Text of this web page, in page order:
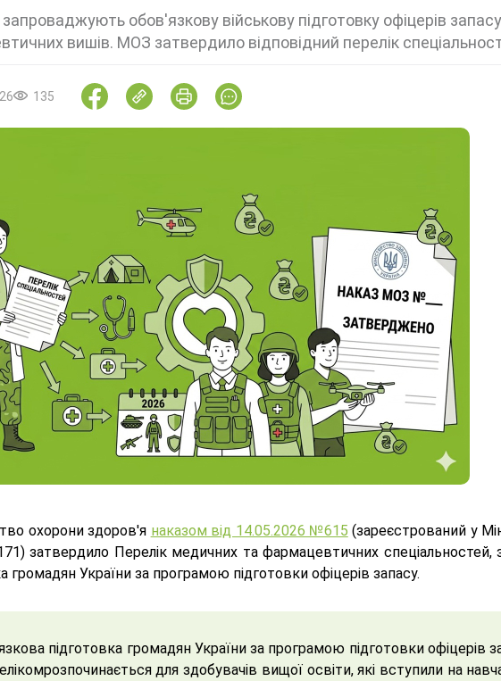
запроваджують обов'язкову військову підготовку офіцерів
вишів. МОЗ затвердило відповідний перелік
135
охорони здоров'я наказом від 14.05.2026 №615 (зареєстрований у
затвердило Перелік медичних та фармацевтичних спеціальностей,
громадян України за програмою підготовки офіцерів запасу.
підготовка громадян України за програмою підготовки офіцерів
для здобувачів вищої освіти, які вступили на